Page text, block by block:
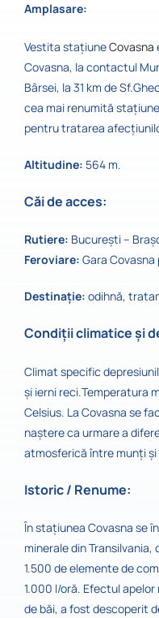
Amplasare:
Vestita stațiuneCovasna
Covasna, la contactul
Bârsei, la 31 km de
cea mai renumită
pentru tratarea
Altitudine: 564 m.
Căi de acces:
Rutiere: Bucureşti –
Feroviare: Gara Covasna
Destinație: odihnă,
Condiţii climatice şi
Climat specific
şi ierni reci.Temperatura
Celsius. La Covasna se
naştere ca urmare a
atmosferică între munți şi
Istoric / Renume:
În stațiunea Covasna se
minerale din
1.500 de elemente de
1.000 l/oră. Efectul apelor
de băi, a fost descoperit